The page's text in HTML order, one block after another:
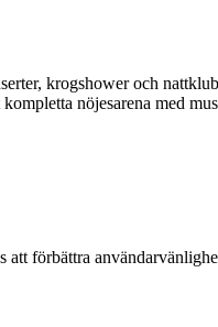
krogshower och
nöjesarena med
förbättra